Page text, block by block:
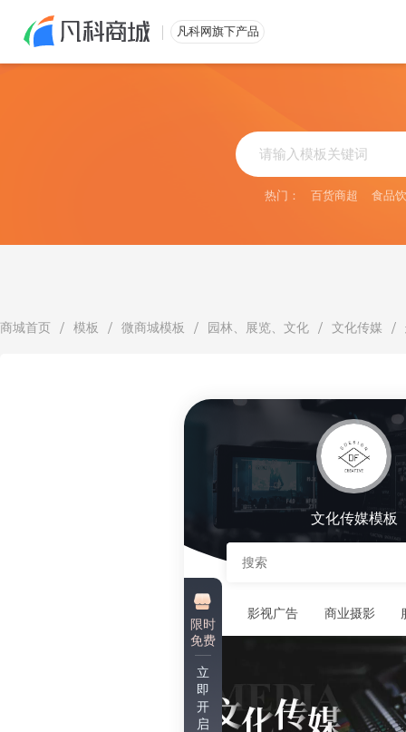
凡科网旗下产品
热门： 百货商超 食品
商城首页 / 模板 / 微商城模板 / 园林、展览、文化 / 文化传媒 /